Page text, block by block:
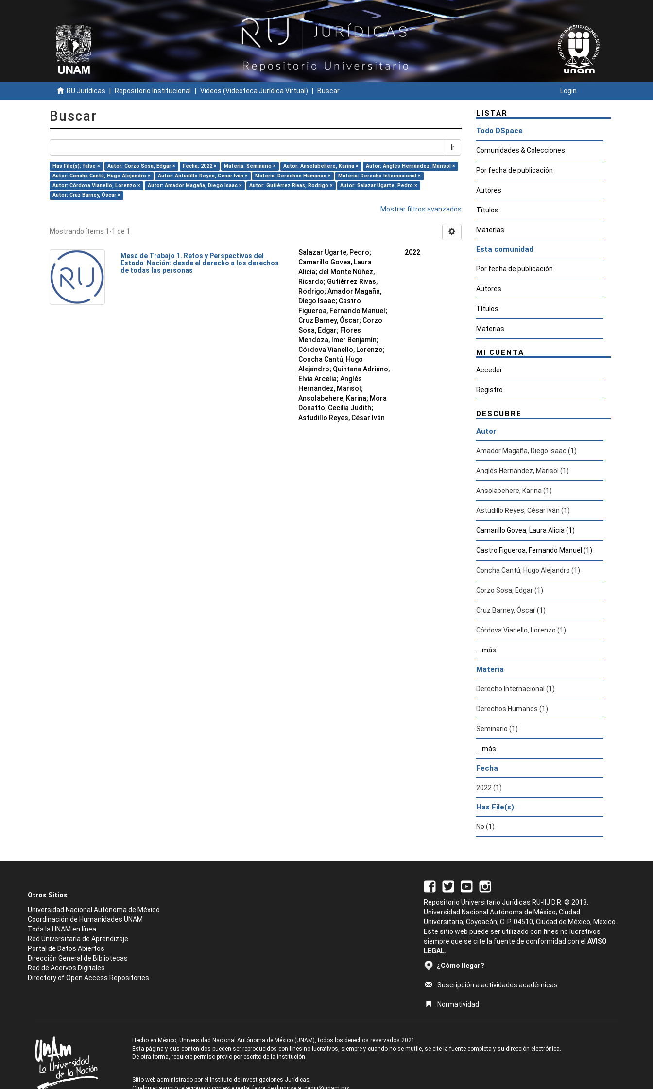
RU Jurídicas Repositorio Institucional Videos (Videoteca Jurídica Virtual) Buscar Login
Buscar
Ir
Has File(s): false × Autor: Corzo Sosa, Edgar × Fecha: 2022 × Materia: Seminario × Autor: Ansolabehere, Karina ×
Autor: Anglés Hernández, Marisol ×
Autor: Concha Cantú, Hugo Alejandro ×
Autor: Astudillo Reyes, César Iván × Materia: Derechos Humanos ×
Materia: Derecho Internacional ×
Autor: Córdova Vianello, Lorenzo ×
Autor: Amador Magaña, Diego Isaac × Autor: Gutiérrez Rivas, Rodrigo ×
Autor: Salazar Ugarte, Pedro ×
Autor: Cruz Barney, Óscar ×
Mostrar filtros avanzados
Mostrando ítems 1-1 de 1
Mesa de Trabajo 1. Retos y Perspectivas del
Estado-Nación: desde el derecho a los derechos
de todas las personas
Salazar Ugarte, Pedro;
Camarillo Govea, Laura
Alicia; del Monte Núñez,
Ricardo; Gutiérrez Rivas,
Rodrigo; Amador Magaña,
Diego Isaac; Castro
Figueroa, Fernando Manuel ;
Cruz Barney, Óscar; Corzo
Sosa, Edgar; Flores
Mendoza, Imer Benjamín;
Córdova Vianello, Lorenzo;
Concha Cantú, Hugo
Alejandro; Quintana Adriano,
Elvia Arcelia; Anglés
Hernández, Marisol ;
Ansolabehere, Karina; Mora
Donatto, Cecilia Judith;
Astudillo Reyes, César Iván
2022
LISTAR
Todo DSpace
Comunidades & Colecciones
Por fecha de publicación
Autores
Títulos
Materias
Esta comunidad
Por fecha de publicación
Autores
Títulos
Materias
MI CUENTA
Acceder
Registro
DESCUBRE
Autor
Amador Magaña, Diego Isaac (1)
Anglés Hernández, Marisol (1)
Ansolabehere, Karina (1)
Astudillo Reyes, César Iván (1)
Camarillo Govea, Laura Alicia (1)
Castro Figueroa, Fernando Manuel (1)
Concha Cantú, Hugo Alejandro (1)
Corzo Sosa, Edgar (1)
Cruz Barney, Óscar (1)
Córdova Vianello, Lorenzo (1)
... más
Materia
Derecho Internacional (1)
Derechos Humanos (1)
Seminario (1)
... más
Fecha
2022 (1)
Has File(s)
No (1)
Otros Sitios
Universidad Nacional Autónoma de México
Coordinación de Humanidades UNAM
Toda la UNAM en línea
Red Universitaria de Aprendizaje
Portal de Datos Abiertos
Dirección General de Bibliotecas
Red de Acervos Digitales
Directory of Open Access Repositories
Repositorio Universitario Jurídicas RU-IIJ D.R. © 2018.
Universidad Nacional Autónoma de México, Ciudad
Universitaria, Coyoacán, C. P. 04510, Ciudad de México, México.
Este sitio web puede ser utilizado con fines no lucrativos
siempre que se cite la fuente de conformidad con el AVISO
LEGAL.
¿Cómo llegar?
Suscripción a actividades académicas
Normatividad
Hecho en México, Universidad Nacional Autónoma de México (UNAM), todos los derechos reservados 2021.
Esta página y sus contenidos pueden ser reproducidos con fines no lucrativos, siempre y cuando no se mutile, se cite la fuente completa y su dirección electrónica.
De otra forma, requiere permiso previo por escrito de la institución.
Sitio web administrado por el Instituto de Investigaciones Jurídicas.